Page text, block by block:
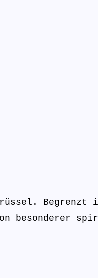
Begrenzt
besonderer